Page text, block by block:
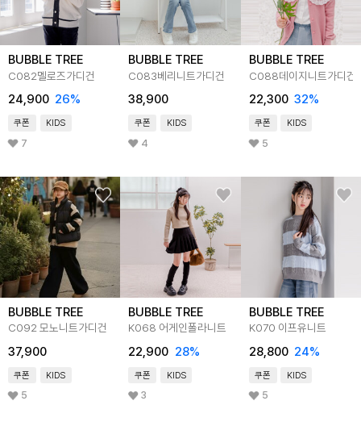
BUBBLE TREE
C082멜로즈가디건
24,900 26%
쿠폰 KIDS
7
BUBBLE TREE
C083베리니트가디건
38,900
쿠폰 KIDS
4
BUBBLE TREE
C088데이지니트가디건
22,300 32%
쿠폰 KIDS
5
BUBBLE TREE
C092 모노니트가디건
37,900
쿠폰 KIDS
5
BUBBLE TREE
K068 어게인폴라니트
22,900 28%
쿠폰 KIDS
3
BUBBLE TREE
K070 이프유니트
28,800 24%
쿠폰 KIDS
5